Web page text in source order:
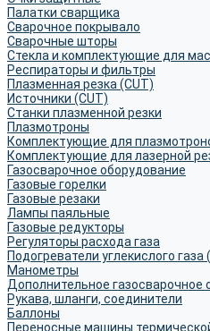
Палатки сварщика
Сварочное покрывало
Сварочные шторы
Стекла и комплектующие для
Респираторы и фильтры
Плазменная резка (CUT)
Источники (CUT)
Станки плазменной резки
Плазмотроны
Комплектующие для
Комплектующие для лазерной
Газосварочное оборудование
Газовые горелки
Газовые резаки
Лампы паяльные
Газовые редукторы
Регуляторы расхода газа
Подогреватели углекислого газа
Манометры
Дополнительное газосварочное
Рукава, шланги, соединители
Баллоны
Переносные машины